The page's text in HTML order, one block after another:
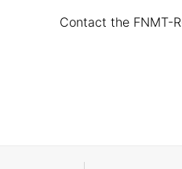
Contact the FNMT-